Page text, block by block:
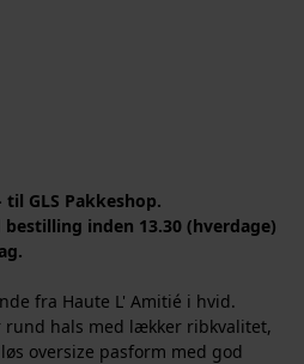
GLS Pakkeshop.
inden 13.30 (hverdage)
fra Haute L' Amitié i hvid.
rund hals med lækker ribkvalitet,
oversize pasform med god